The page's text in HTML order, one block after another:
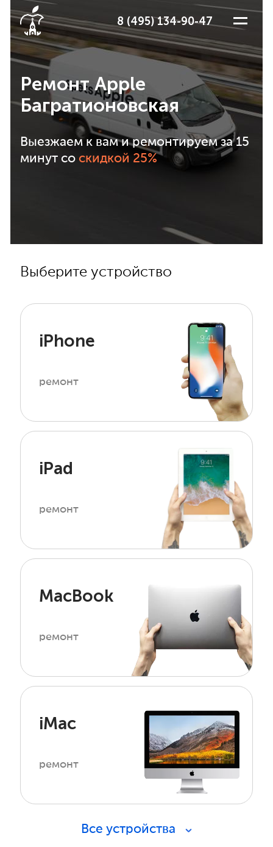
8 (495) 134-90-47
Ремонт Apple
Багратионовская
Выезжаем к вам и ремонтируем за 15
минут со скидкой 25%
Выберите устройство
iPhone
ремонт
iPad
ремонт
MacBook
ремонт
iMac
ремонт
Все устройства